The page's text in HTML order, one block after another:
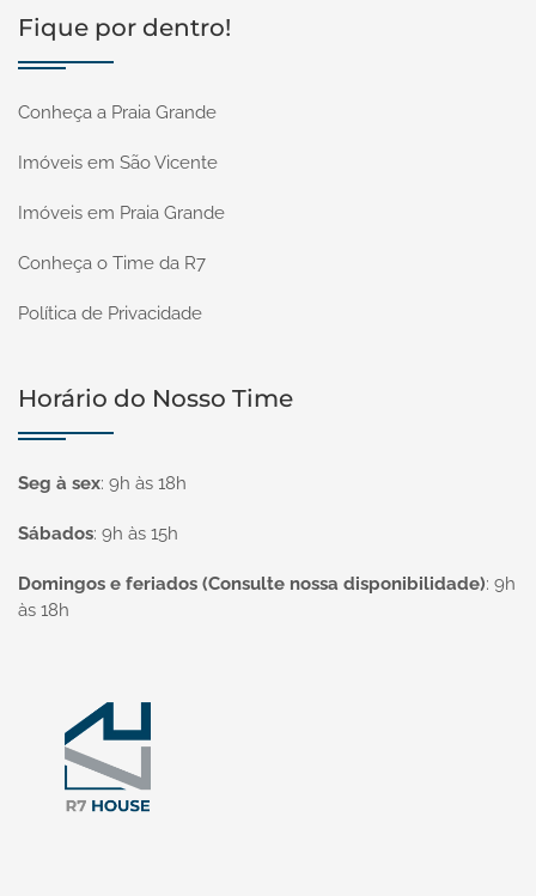
Fique por dentro!
Conheça a Praia Grande
Imóveis em São Vicente
Imóveis em Praia Grande
Conheça o Time da R7
Política de Privacidade
Horário do Nosso Time
Seg à sex: 9h às 18h
Sábados: 9h às 15h
Domingos e feriados (Consulte nossa disponibilidade): 9h
às 18h